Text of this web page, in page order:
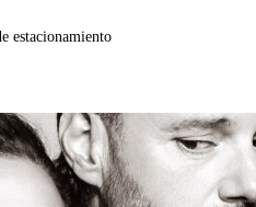
estacionamiento